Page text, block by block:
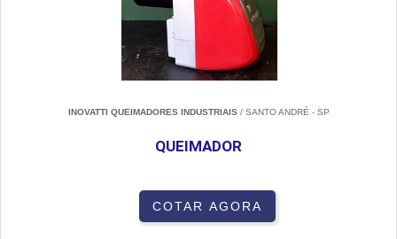
INOVATTI QUEIMADORES INDUSTRIAIS/ SANTO ANDRÉ - SP
QUEIMADOR
COTAR AGORA